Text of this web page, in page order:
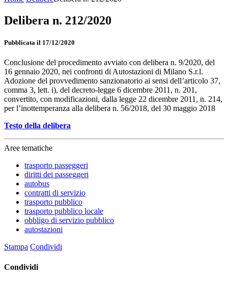
Delibera n. 212/2020
Pubblicata il 17/12/2020
Conclusione del procedimento avviato con delibera n. 9/2020, del
16 gennaio 2020, nei confronti di Autostazioni di Milano S.r.l.
Adozione del provvedimento sanzionatorio ai sensi dell’articolo 37,
comma 3, lett. i), del decreto-legge 6 dicembre 2011, n. 201,
convertito, con modificazioni, dalla legge 22 dicembre 2011, n. 214,
per l’inottemperanza alla delibera n. 56/2018, del 30 maggio 2018
Testo della delibera
Aree tematiche
trasporto passeggeri
diritti dei passeggeri
autobus
contratti di servizio
trasporto pubblico
trasporto pubblico locale
obbligo di servizio pubblico
autostazioni
Stampa Condividi
Condividi